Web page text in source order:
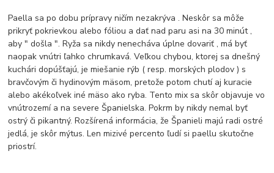
Paella sa po dobu prípravy ničím nezakrýva . Neskôr sa môže
prikryť pokrievkou alebo fóliou a dať nad paru asi na 30 minút ,
aby " došla ". Ryža sa nikdy nenecháva úplne dovariť , má byť
naopak vnútri ľahko chrumkavá. Veľkou chybou, ktorej sa dnešný
kuchári dopúšťajú, je miešanie rýb ( resp. morských plodov ) s
bravčovým či hydinovým mäsom, pretože potom chutí aj kuracie
alebo akékoľvek iné mäso ako ryba. Tento mix sa skôr objavuje vo
vnútrozemí a na severe Španielska. Pokrm by nikdy nemal byť
ostrý či pikantný. Rozšírená informácia, že Španieli majú radi ostré
jedlá, je skôr mýtus. Len mizivé percento ľudí si paellu skutočne
priostrí.